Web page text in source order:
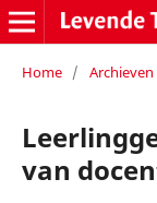
Home / Archieven
van